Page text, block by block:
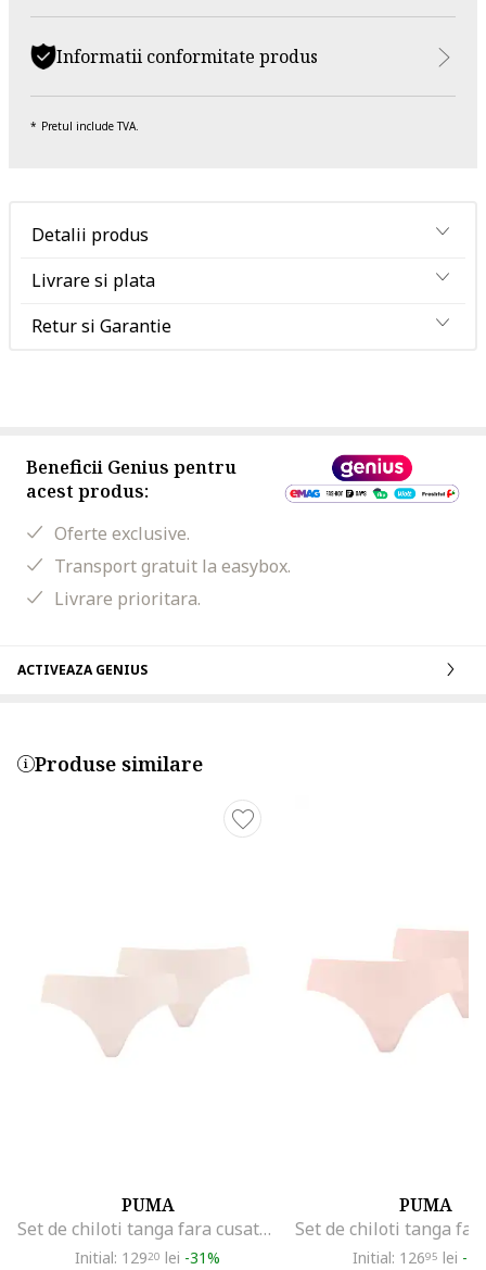
Informatii conformitate produs
Pretul include TVA.
Detalii produs
Livrare si plata
Retur si Garantie
Beneficii Genius pentru
acest produs:
Oferte exclusive.
Transport gratuit la easybox.
Livrare prioritara.
ACTIVEAZA GENIUS
Produse similare
PUMA
Set de chiloti tanga fara cusaturi - 2 perechi, Roz pal
Initial: 12920 lei -31%
PUMA
Initial: 12695 lei -